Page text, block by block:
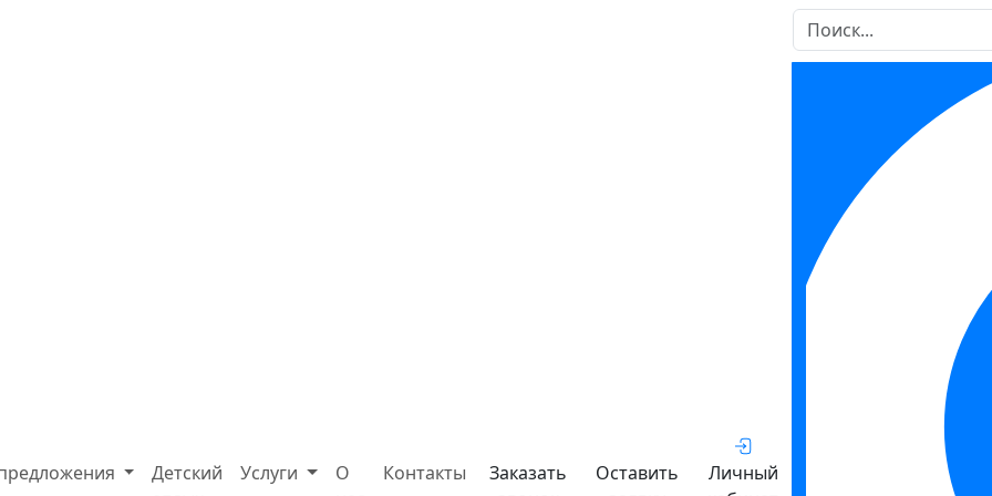
Детский
Услуги
О
Контакты
Заказать
Оставить
Личный